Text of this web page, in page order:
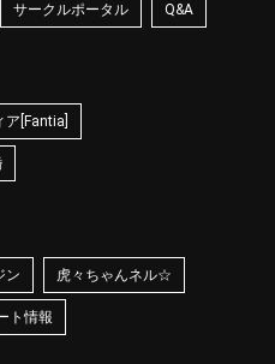
サークルポータル Q&A
ア[Fantia]
ン 虎々ちゃんネル☆
ト情報